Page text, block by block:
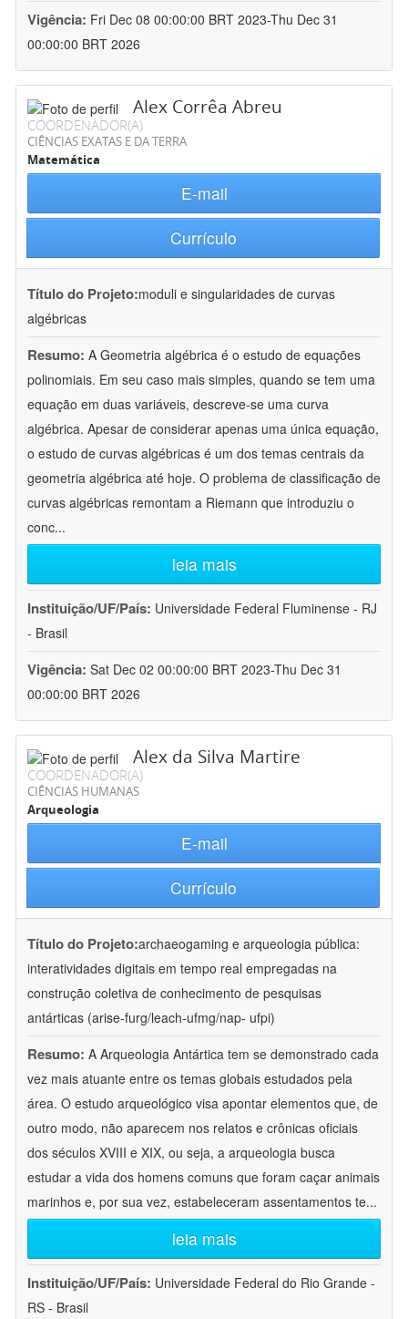
Vigência: Fri Dec 08 00:00:00 BRT 2023-Thu Dec 31
00:00:00 BRT 2026
Alex Corrêa Abreu
COORDENADOR(A)
CIÊNCIAS EXATAS E DA TERRA
Matemática
E-mail
Currículo
Título do Projeto:moduli e singularidades de curvas
algébricas
Resumo: A Geometria algébrica é o estudo de equações
polinomiais. Em seu caso mais simples, quando se tem uma
equação em duas variáveis, descreve-se uma curva
algébrica. Apesar de considerar apenas uma única equação,
o estudo de curvas algébricas é um dos temas centrais da
geometria algébrica até hoje. O problema de classificação de
curvas algébricas remontam a Riemann que introduziu o
conc...
leia mais
Instituição/UF/País: Universidade Federal Fluminense - RJ
- Brasil
Vigência: Sat Dec 02 00:00:00 BRT 2023-Thu Dec 31
00:00:00 BRT 2026
Alex da Silva Martire
COORDENADOR(A)
CIÊNCIAS HUMANAS
Arqueologia
E-mail
Currículo
Título do Projeto:archaeogaming e arqueologia pública:
interatividades digitais em tempo real empregadas na
construção coletiva de conhecimento de pesquisas
antárticas (arise-furg/leach-ufmg/nap- ufpi)
Resumo: A Arqueologia Antártica tem se demonstrado cada
vez mais atuante entre os temas globais estudados pela
área. O estudo arqueológico visa apontar elementos que, de
outro modo, não aparecem nos relatos e crônicas oficiais
dos séculos XVIII e XIX, ou seja, a arqueologia busca
estudar a vida dos homens comuns que foram caçar animais
marinhos e, por sua vez, estabeleceram assentamentos te...
leia mais
Instituição/UF/País: Universidade Federal do Rio Grande -
RS - Brasil